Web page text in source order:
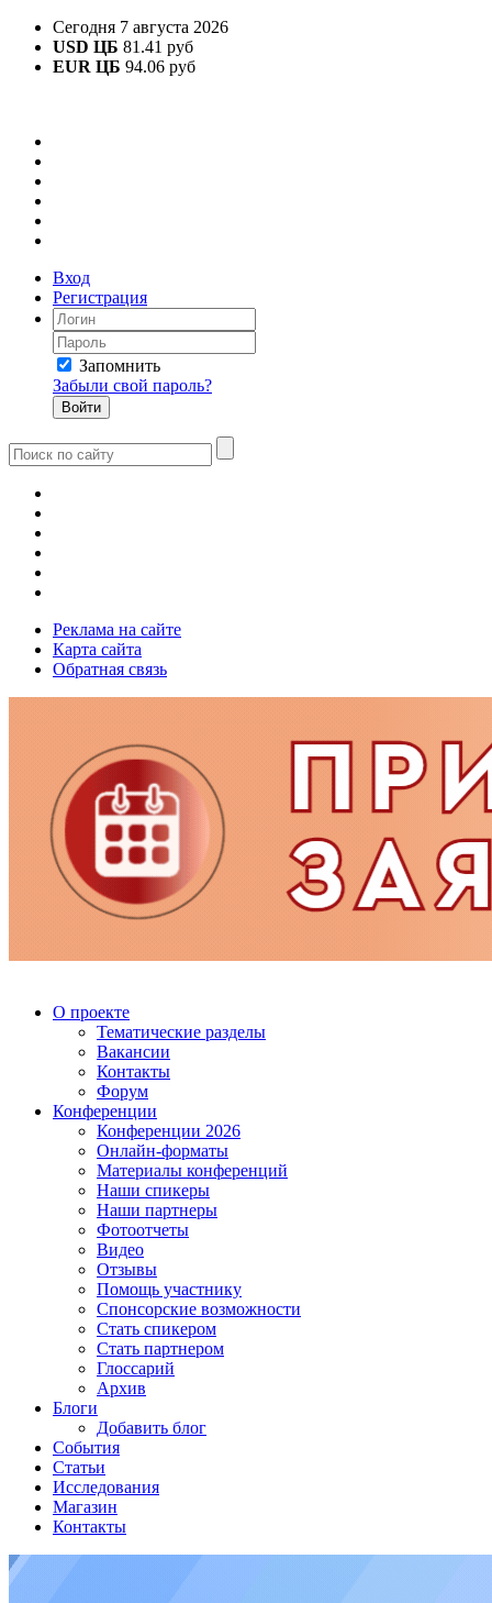
Сегодня 7 августа 2026
USD ЦБ 81.41 руб
EUR ЦБ 94.06 руб
Вход
Регистрация
Запомнить
Забыли свой пароль?
Реклама на сайте
Карта сайта
Обратная связь
О проекте
Тематические разделы
Вакансии
Контакты
Форум
Конференции
Конференции 2026
Онлайн-форматы
Материалы конференций
Наши спикеры
Наши партнеры
Фотоотчеты
Видео
Отзывы
Помощь участнику
Спонсорские возможности
Стать спикером
Стать партнером
Глоссарий
Архив
Блоги
Добавить блог
События
Статьи
Исследования
Магазин
Контакты